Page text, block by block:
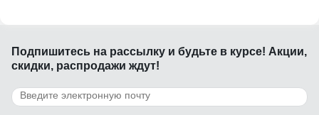
Подпишитесь на рассылку и будьте в курсе! Акции,
скидки, распродажи ждут!